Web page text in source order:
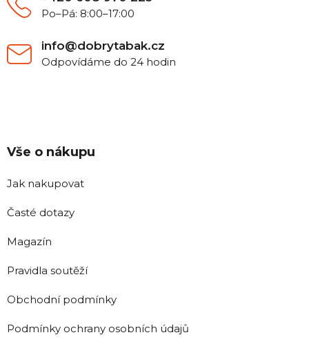
i
s
u
Po–Pá: 8:00–17:00
info@dobrytabak.cz
Odpovídáme do 24 hodin
Vše o nákupu
Jak nakupovat
Časté dotazy
Magazín
Pravidla soutěží
Obchodní podmínky
Podmínky ochrany osobních údajů